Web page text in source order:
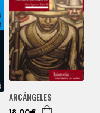
ARCÁNGELES